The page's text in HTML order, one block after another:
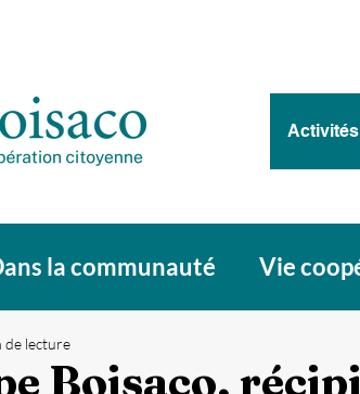
Activités
la communauté Vie
Boisaco,
de lecture